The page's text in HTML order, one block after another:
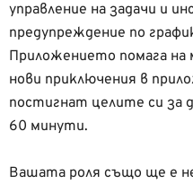
управление на задачи и
предупреждение по
Приложението помага на
нови приключения в
постигнат целите си за
60 минути.
Вашата роля също ще е